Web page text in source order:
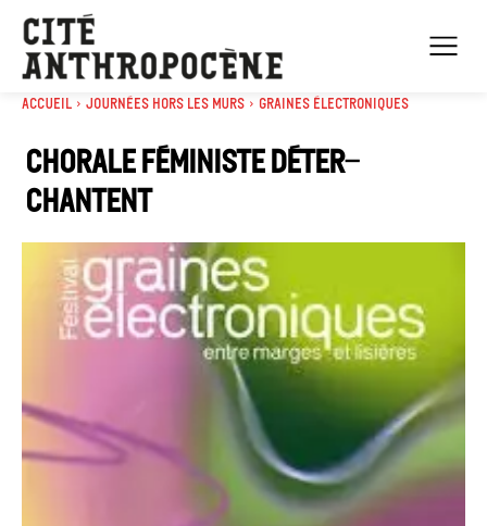
Accueil Journées Hors les murs Graines électroniques
Chorale féministe Déter-
chantent